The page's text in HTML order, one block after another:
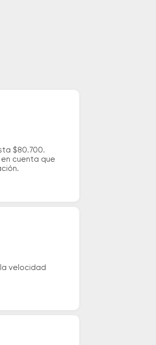
$80.700.
cuenta que
velocidad